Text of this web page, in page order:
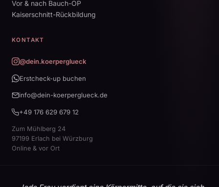
Vor & nach Bauch-OP
Kaiserschnitt-Rückbildung
KONTAKT
@dein.koerperglueck
Erstcheck-up buchen
info@dein-koerperglueck.de
+49 176 629 679 12
Zum Mühlberg 24
97199 Erlach bei Würzburg
Online & vor Ort